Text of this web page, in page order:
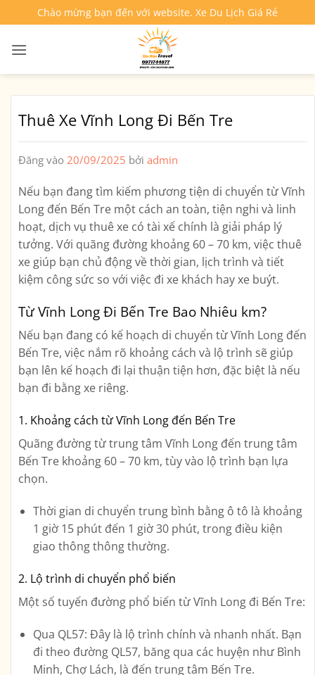
qua
nội
Chào mừng bạn đến với website. Xe Du Lịch Giá Rẻ
Thuê Xe Vĩnh Long Đi Bến Tre
Đăng vào 20/09/2025 bởi admin
Nếu bạn đang tìm kiếm phương tiện di chuyển từVĩnh
Long đến Bến Tre một cách an toàn, tiện nghi và linh
hoạt, dịch vụ thuê xe có tài xế chính là giải pháp lý
tưởng. Với quãng đường khoảng 60 – 70 km, việc thuê
xe giúp bạn chủ động về thời gian, lịch trình và tiết
kiệm công sức so với việc đi xe khách hay xe buýt.
Từ Vĩnh Long Đi Bến Tre Bao Nhiêu km?
Nếu bạn đang có kế hoạch di chuyển từVĩnh Long đến
Bến Tre, việc nắm rõ khoảng cách và lộ trình sẽ giúp
bạn lên kế hoạch đi lại thuận tiện hơn, đặc biệt là nếu
bạn đi bằng xe riêng.
1. Khoảng cách từ Vĩnh Long đến Bến Tre
Quãng đườngtừ trung tâm Vĩnh Long đến trung tâm
Bến Tre khoảng 60 – 70 km, tùy vào lộ trình bạn lựa
chọn.
Thời gian di chuyển trung bình bằng ô tô là khoảng
1 giờ 15 phút đến 1 giờ 30 phút, trong điều kiện
giao thông thông thường.
2. Lộ trình di chuyển phổ biến
Một số tuyến đường phổ biến từ Vĩnh Long đi Bến Tre:
Qua QL57: Đây là lộ trình chính và nhanh nhất. Bạn
đi theo đường QL57, băng qua các huyện như Bình
Minh, Chợ Lách, là đến trung tâm Bến Tre.